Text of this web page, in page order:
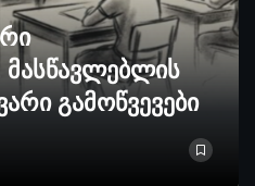
მასწავლებლის
გამოწვევები